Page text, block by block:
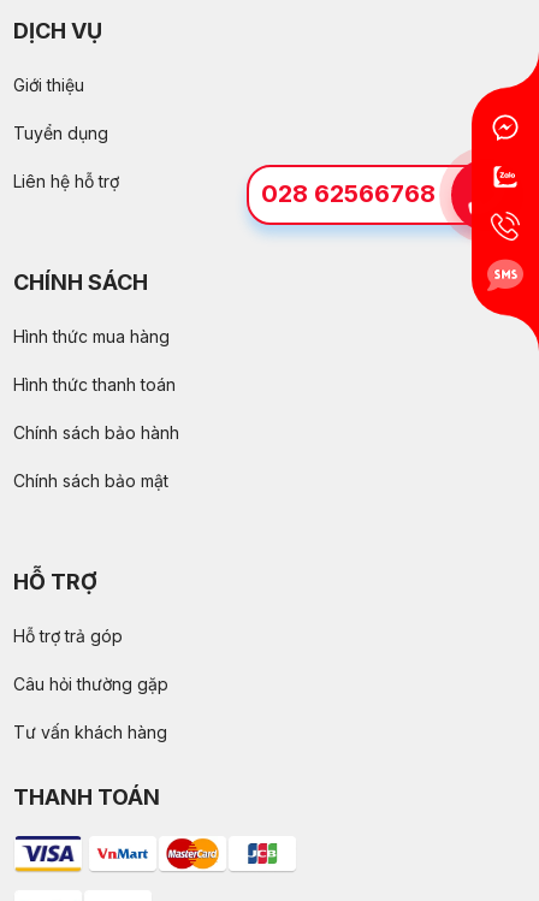
DỊCH VỤ
Giới thiệu
Tuyển dụng
Liên hệ hỗ trợ
CHÍNH SÁCH
Hình thức mua hàng
Hình thức thanh toán
Chính sách bảo hành
Chính sách bảo mật
HỖ TRỢ
Hỗ trợ trả góp
Câu hỏi thường gặp
Tư vấn khách hàng
THANH TOÁN
028 62566768